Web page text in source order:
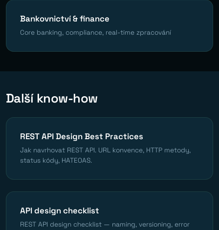
Bankovnictví & finance
Core banking, compliance, real-time zpracování
Další know-how
REST API Design Best Practices
Jak navrhovat REST API. URL konvence, HTTP metody,
status kódy, HATEOAS.
API design checklist
REST API design checklist — naming, versioning, error